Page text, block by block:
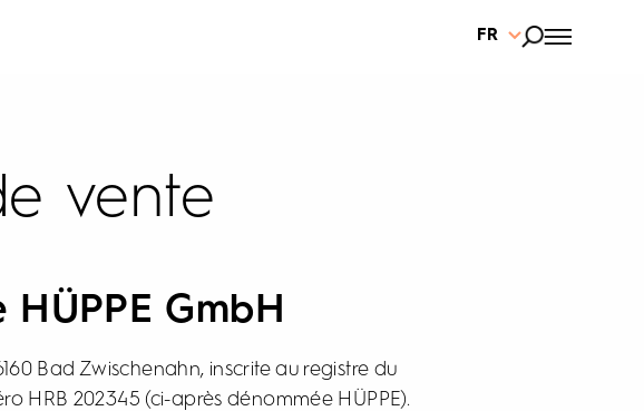
FR
vente
GmbH
Bad Zwischenahn, inscrite au registre du
HRB 202345 (ci-après dénommée HÜPPE).